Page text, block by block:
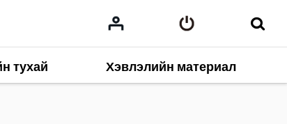
тухай Хэвлэлийн материал